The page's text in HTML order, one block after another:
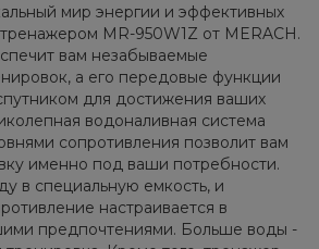
мир энергии и эффективных
MR-950W1Z от MERACH.
вам незабываемые
а его передовые функции
для достижения ваших
водоналивная система
сопротивления позволит вам
именно под ваши потребности.
в специальную емкость, и
настраивается в
предпочтениями. Больше воды -